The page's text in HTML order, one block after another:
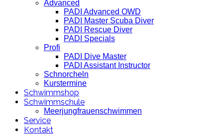
Advanced
PADI Advanced OWD
PADI Master Scuba Diver
PADI Rescue Diver
PADI Specials
Profi
PADI Dive Master
PADI Assistant Instructor
Schnorcheln
Kurstermine
Schwimmshop
Schwimmschule
Meerjungfrauenschwimmen
Service
Kontakt